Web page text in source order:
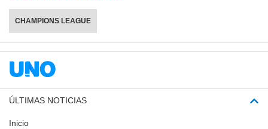
CHAMPIONS LEAGUE
ÚLTIMAS NOTICIAS
Inicio